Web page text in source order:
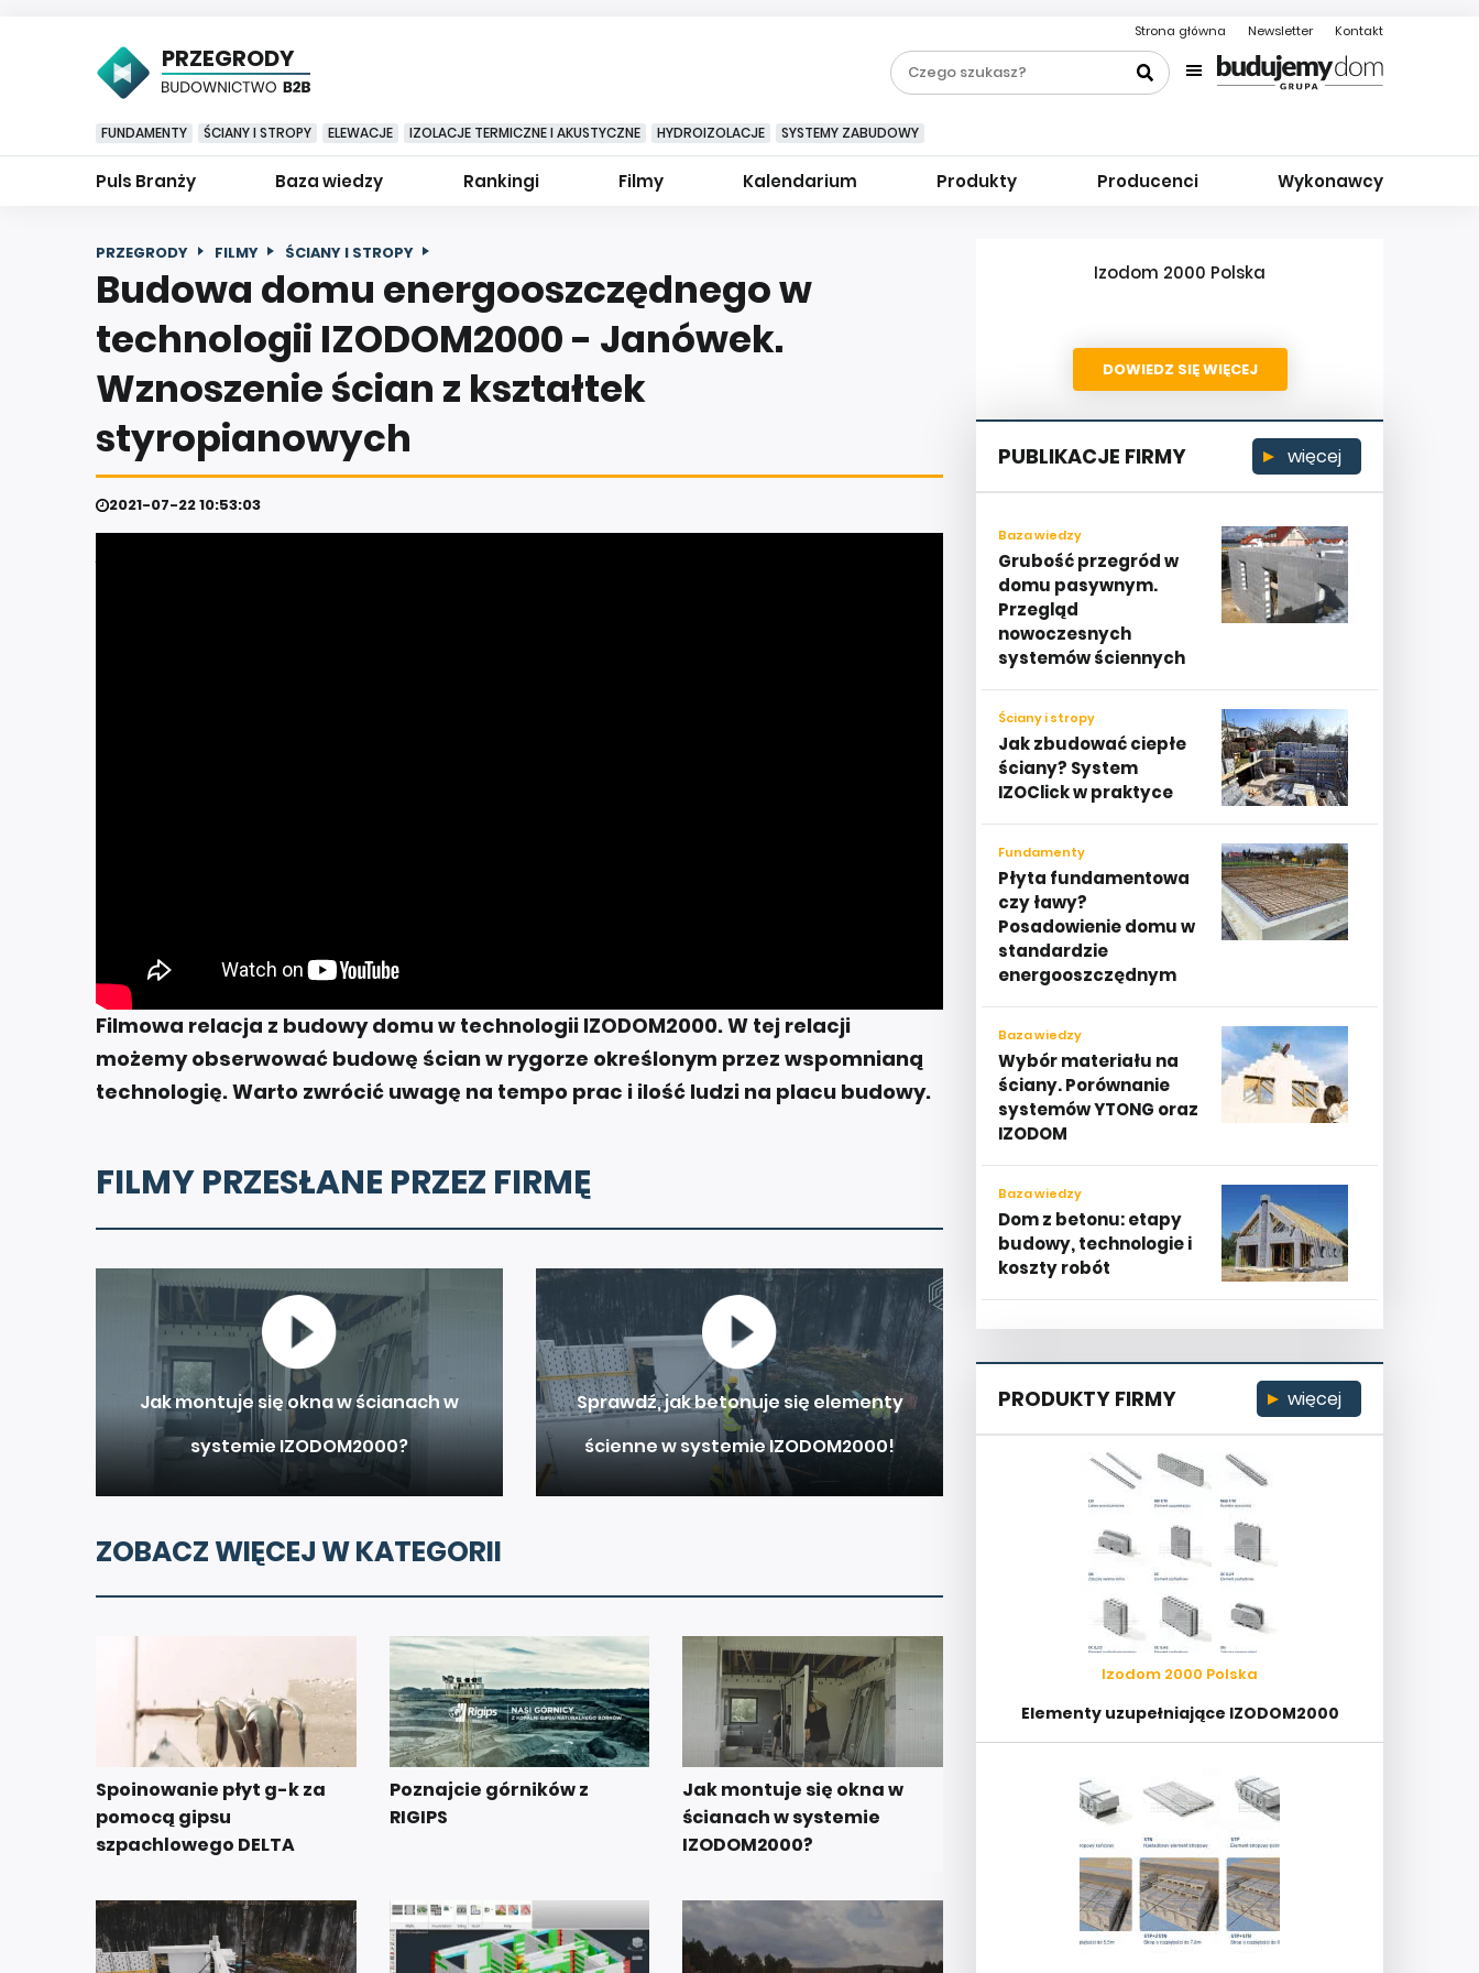
Strona główna Newsletter Kontakt
PRZEGRODY
FUNDAMENTY ŚCIANY I STROPY ELEWACJE IZOLACJE TERMICZNE I AKUSTYCZNE HYDROIZOLACJE SYSTEMY ZABUDOWY
Puls Branży Baza wiedzy Rankingi Filmy Kalendarium Produkty Producenci Wykonawcy
PRZEGRODY FILMY ŚCIANY I STROPY
Budowa domu energooszczędnego w
technologii IZODOM2000 - Janówek.
Wznoszenie ścian z kształtek
styropianowych
2021-07-22 10:53:03
Filmowa relacja z budowy domu w technologii IZODOM2000. W tej relacji
możemy obserwować budowę ścian w rygorze określonym przez wspomnianą
technologię. Warto zwrócić uwagę na tempo prac i ilość ludzi na placu budowy.
FILMY PRZESŁANE PRZEZ FIRMĘ
Jak montuje się okna w ścianach w
systemie IZODOM2000?
Sprawdź, jak betonuje się elementy
ścienne w systemie IZODOM2000!
ZOBACZ WIĘCEJ W KATEGORII
Spoinowanie płyt g-k za
pomocą gipsu
szpachlowego DELTA
Poznajcie górników z
RIGIPS
Jak montuje się okna w
ścianach w systemie
IZODOM2000?
Izodom 2000 Polska
DOWIEDZ SIĘ WIĘCEJ
PUBLIKACJE FIRMY więcej
Baza wiedzy
Grubość przegród w
domu pasywnym.
Przegląd
nowoczesnych
systemów ściennych
Ściany i stropy
Jak zbudować ciepłe
ściany? System
IZOClick w praktyce
Fundamenty
Płyta fundamentowa
czy ławy?
Posadowienie domu w
standardzie
energooszczędnym
Baza wiedzy
Wybór materiału na
ściany. Porównanie
systemów YTONG oraz
IZODOM
Baza wiedzy
Dom z betonu: etapy
budowy, technologie i
koszty robót
PRODUKTY FIRMY więcej
Izodom 2000 Polska
Elementy uzupełniające IZODOM2000